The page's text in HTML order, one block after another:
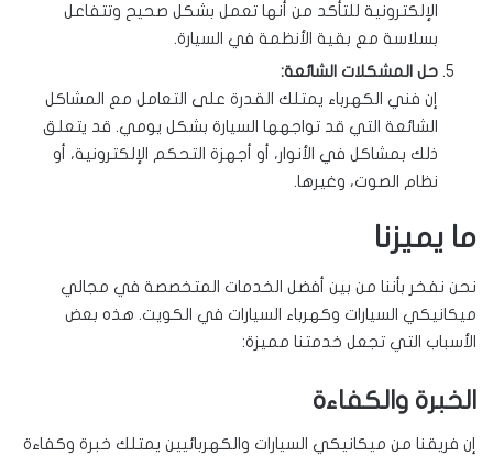
الإلكترونية للتأكد من أنها تعمل بشكل صحيح وتتفاعل
بسلاسة مع بقية الأنظمة في السيارة.
حل المشكلات الشائعة:
إن فني الكهرباء يمتلك القدرة على التعامل مع المشاكل
الشائعة التي قد تواجهها السيارة بشكل يومي. قد يتعلق
ذلك بمشاكل في الأنوار، أو أجهزة التحكم الإلكترونية، أو
نظام الصوت، وغيرها.
ما يميزنا
نحن نفخر بأننا من بين أفضل الخدمات المتخصصة في مجالي
ميكانيكي السيارات وكهرباء السيارات في الكويت. هذه بعض
الأسباب التي تجعل خدمتنا مميزة:
الخبرة والكفاءة
إن فريقنا من ميكانيكي السيارات والكهربائيين يمتلك خبرة وكفاءة